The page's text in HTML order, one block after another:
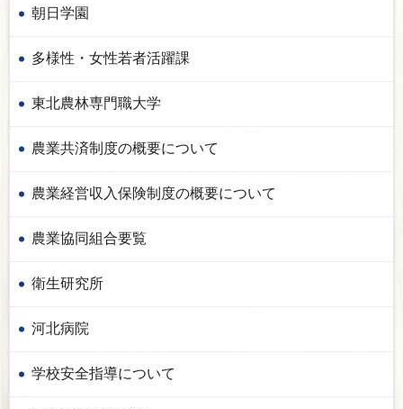
朝日学園
多様性・女性若者活躍課
東北農林専門職大学
農業共済制度の概要について
農業経営収入保険制度の概要について
農業協同組合要覧
衛生研究所
河北病院
学校安全指導について